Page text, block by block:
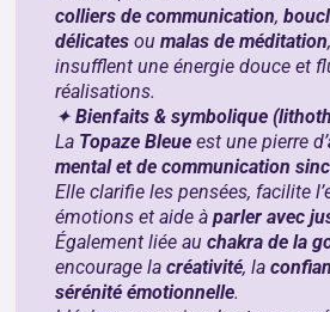
colliers de communication,
délicates oumalas de méditation
insufflent une énergie douce et
réalisations.
✦Bienfaits & symbolique
La Topaze Bleue est une pierre d’
mental et de communication
Elle clarifie les pensées, facilite
émotions et aide àparler avec
Également liée auchakra de la
encourage lacréativité, la
sérénité émotionnelle.